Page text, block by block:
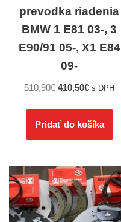
prevodka riadenia
BMW 1 E81 03-, 3
E90/91 05-, X1 E84
09-
510,90€ 410,50€ s DPH
Pridať do košíka